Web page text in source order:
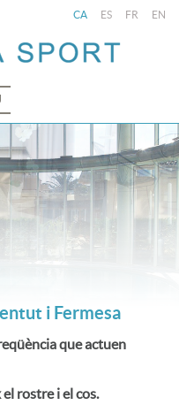
CA ES FR EN
i Fermesa
que actuen
rostre i el cos.